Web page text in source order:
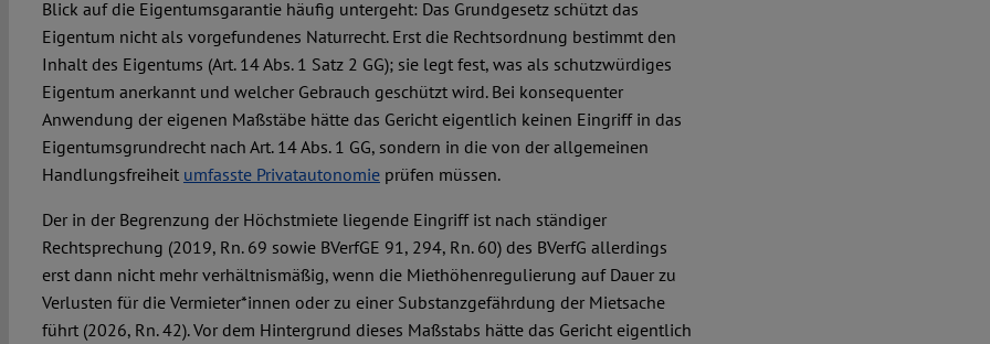
Blick auf die Eigentumsgarantie häufig untergeht: Das Grundgesetz schützt das
Eigentum nicht als vorgefundenes Naturrecht. Erst die Rechtsordnung bestimmt den
Inhalt des Eigentums (Art. 14 Abs. 1 Satz 2 GG); sie legt fest, was als schutzwürdiges
Eigentum anerkannt und welcher Gebrauch geschützt wird. Bei konsequenter
Anwendung der eigenen Maßstäbe hätte das Gericht eigentlich keinen Eingriff in das
Eigentumsgrundrecht nach Art. 14 Abs. 1 GG, sondern in die von der allgemeinen
Handlungsfreiheit umfasste Privatautonomieprüfen müssen.
Der in der Begrenzung der Höchstmiete liegende Eingriff ist nach ständiger
Rechtsprechung (2019, Rn. 69 sowie BVerfGE 91, 294, Rn. 60) des BVerfG allerdings
erst dann nicht mehr verhältnismäßig, wenn die Miethöhenregulierung auf Dauer zu
Verlusten für die Vermieter*innen oder zu einer Substanzgefährdung der Mietsache
führt (2026, Rn. 42). Vor dem Hintergrund dieses Maßstabs hätte das Gericht eigentlich